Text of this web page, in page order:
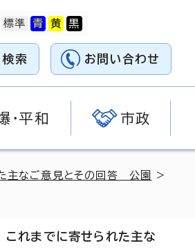
検索 お問い合わせ
・平和 市政
主なご意見とその回答 公園
>
これまでに寄せられた主な